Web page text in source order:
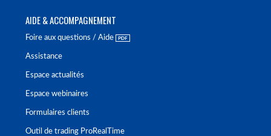
AIDE & ACCOMPAGNEMENT
Foire aux questions / Aide
Assistance
Espace actualités
Espace webinaires
Formulaires clients
Outil de trading ProRealTime